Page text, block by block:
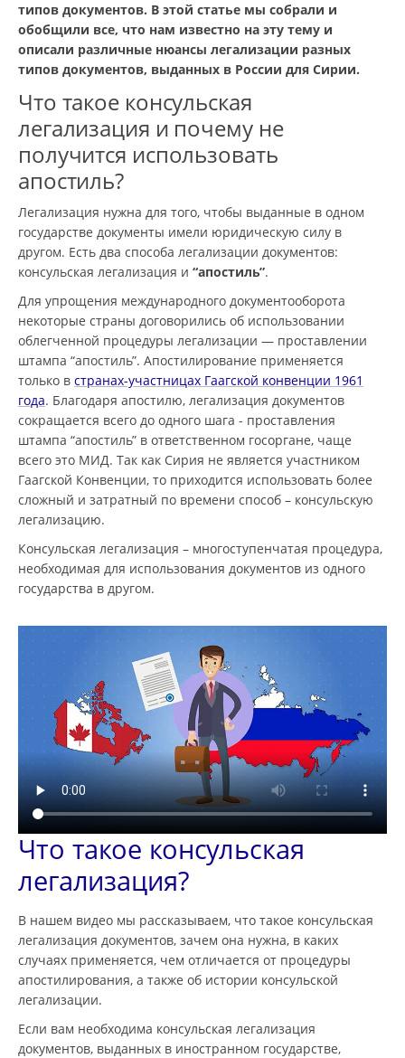
типов документов. В этой статье мы собрали и
обобщили все, что нам известно на эту тему и
описали различные нюансы легализации разных
типов документов, выданных в России для Сирии.
Что такое консульская
легализация и почему не
получится использовать
апостиль?
Легализация нужна для того, чтобы выданные в одном
государстве документы имели юридическую силу в
другом. Есть два способа легализации документов:
консульская легализация и “апостиль”.
Для упрощения международного документооборота
некоторые страны договорились об использовании
облегченной процедуры легализации — проставлении
штампа “апостиль”. Апостилирование применяется
только в странах-участницах Гаагской конвенции 1961
года. Благодаря апостилю, легализация документов
сокращается всего до одного шага - проставления
штампа “апостиль” в ответственном госоргане, чаще
всего это МИД. Так как Сирия не является участником
Гаагской Конвенции, то приходится использовать более
сложный и затратный по времени способ – консульскую
легализацию.
Консульская легализация – многоступенчатая процедура,
необходимая для использования документов из одного
государства в другом.
Что такое консульская
легализация?
В нашем видео мы рассказываем, что такое консульская
легализация документов, зачем она нужна, в каких
случаях применяется, чем отличается от процедуры
апостилирования, а также об истории консульской
легализации.
Если вам необходима консульская легализация
документов, выданных в иностранном государстве,